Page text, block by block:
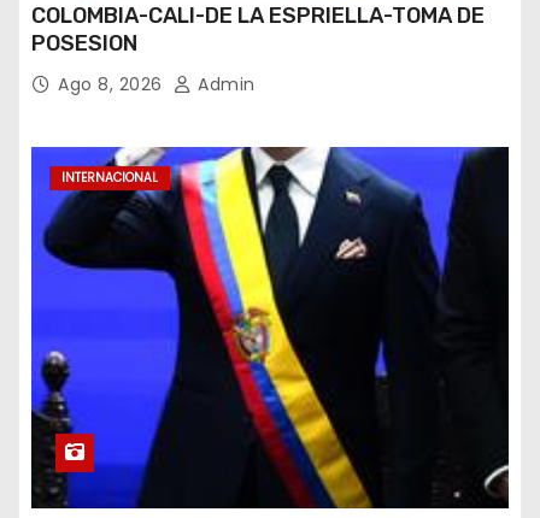
COLOMBIA-CALI-DE LA ESPRIELLA-TOMA DE
POSESION
Ago 8, 2026 Admin
INTERNACIONAL